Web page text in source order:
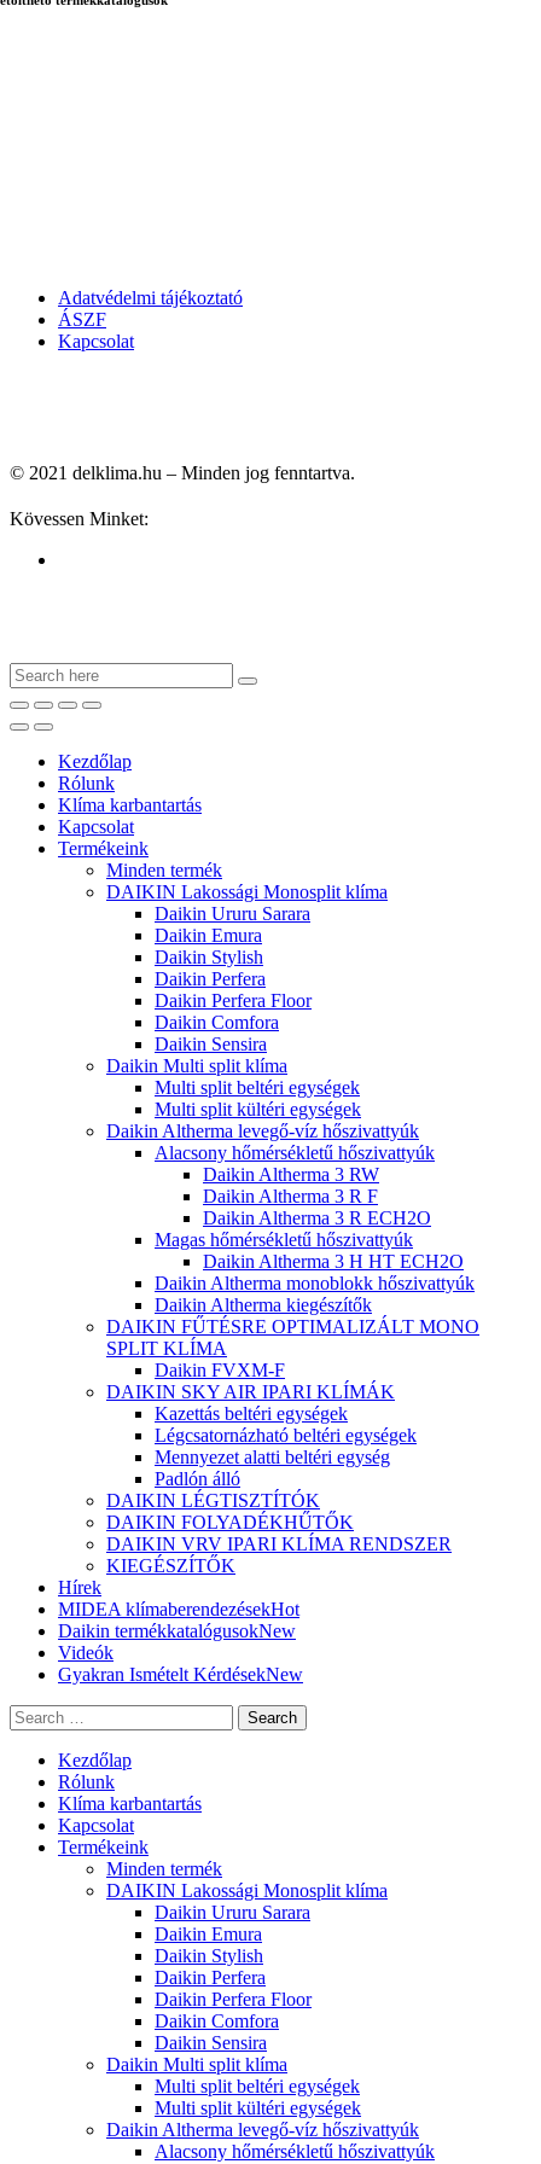
Adatvédelmi tájékoztató
ÁSZF
Kapcsolat
© 2021 delklima.hu – Minden jog fenntartva.
Kövessen Minket:
Kezdőlap
Rólunk
Klíma karbantartás
Kapcsolat
Termékeink
Minden termék
DAIKIN Lakossági Monosplit klíma
Daikin Ururu Sarara
Daikin Emura
Daikin Stylish
Daikin Perfera
Daikin Perfera Floor
Daikin Comfora
Daikin Sensira
Daikin Multi split klíma
Multi split beltéri egységek
Multi split kültéri egységek
Daikin Altherma levegő-víz hőszivattyúk
Alacsony hőmérsékletű hőszivattyúk
Daikin Altherma 3 RW
Daikin Altherma 3 R F
Daikin Altherma 3 R ECH2O
Magas hőmérsékletű hőszivattyúk
Daikin Altherma 3 H HT ECH2O
Daikin Altherma monoblokk hőszivattyúk
Daikin Altherma kiegészítők
DAIKIN FŰTÉSRE OPTIMALIZÁLT MONO
SPLIT KLÍMA
Daikin FVXM-F
DAIKIN SKY AIR IPARI KLÍMÁK
Kazettás beltéri egységek
Légcsatornázható beltéri egységek
Mennyezet alatti beltéri egység
Padlón álló
DAIKIN LÉGTISZTÍTÓK
DAIKIN FOLYADÉKHŰTŐK
DAIKIN VRV IPARI KLÍMA RENDSZER
KIEGÉSZÍTŐK
Hírek
MIDEA klímaberendezésekHot
Daikin termékkatalógusokNew
Videók
Gyakran Ismételt KérdésekNew
Search
Kezdőlap
Rólunk
Klíma karbantartás
Kapcsolat
Termékeink
Minden termék
DAIKIN Lakossági Monosplit klíma
Daikin Ururu Sarara
Daikin Emura
Daikin Stylish
Daikin Perfera
Daikin Perfera Floor
Daikin Comfora
Daikin Sensira
Daikin Multi split klíma
Multi split beltéri egységek
Multi split kültéri egységek
Daikin Altherma levegő-víz hőszivattyúk
Alacsony hőmérsékletű hőszivattyúk